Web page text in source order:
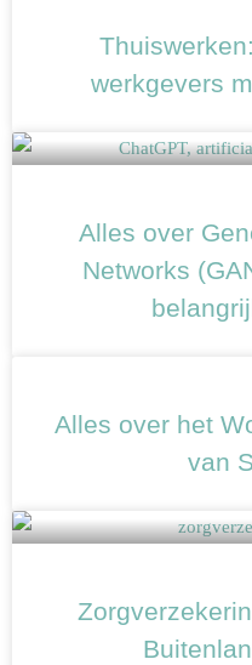
werkgevers
Alles over
Networks
Alles over het
van